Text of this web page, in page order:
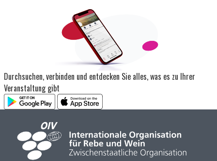
Durchsuchen, verbinden und entdecken Sie alles, was es zu Ihrer
Veranstaltung gibt